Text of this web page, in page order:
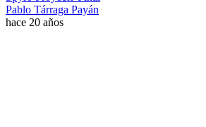
Pablo Tárraga Payán
hace 20 años